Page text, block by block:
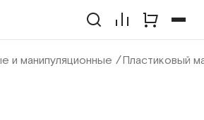
и манипуляционные Пластиковый